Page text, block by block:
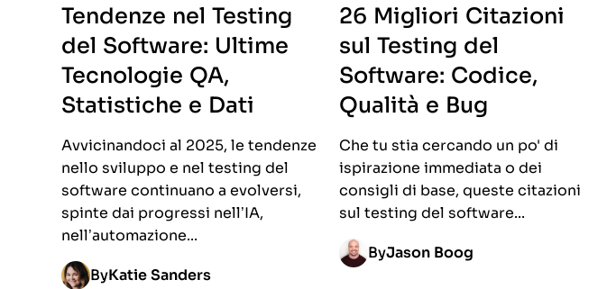
Tendenze nel Testing
del Software: Ultime
Tecnologie QA,
Statistiche e Dati
Avvicinandoci al 2025, le tendenze
nello sviluppo e nel testing del
software continuano a evolversi,
spinte dai progressi nell’IA,
nell’automazione...
ByKatie Sanders
26 Migliori Citazioni
sul Testing del
Software: Codice,
Qualità e Bug
Che tu stia cercando un po' di
ispirazione immediata o dei
consigli di base, queste citazioni
sul testing del software...
ByJason Boog